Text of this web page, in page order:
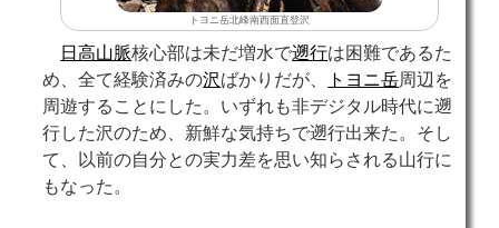
トヨニ岳北峰南西面直登沢
日高山脈核心部は未だ増水で遡行は困難であるた
め、全て経験済みの沢ばかりだが、 トヨニ岳周辺を
周遊することにした。いずれも非デジタル時代に遡
行した沢のため、新鮮な気持ちで遡行出来た。そし
て、以前の自分との実力差を思い知らされる山行に
もなった。